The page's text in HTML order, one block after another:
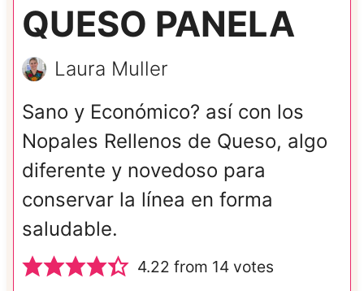
QUESO PANELA
Laura Muller
Sano y Económico? así con los
Nopales Rellenos de Queso, algo
diferente y novedoso para
conservar la línea en forma
saludable.
4.22 from 14votes